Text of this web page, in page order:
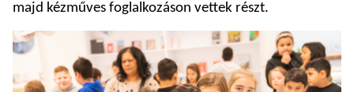
majd kézműves foglalkozáson vettek részt.